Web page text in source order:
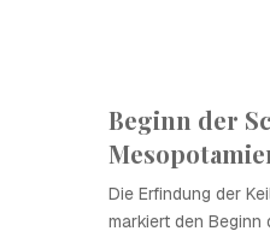
Beginn der
Die Erfindung der
markiert den Beginn